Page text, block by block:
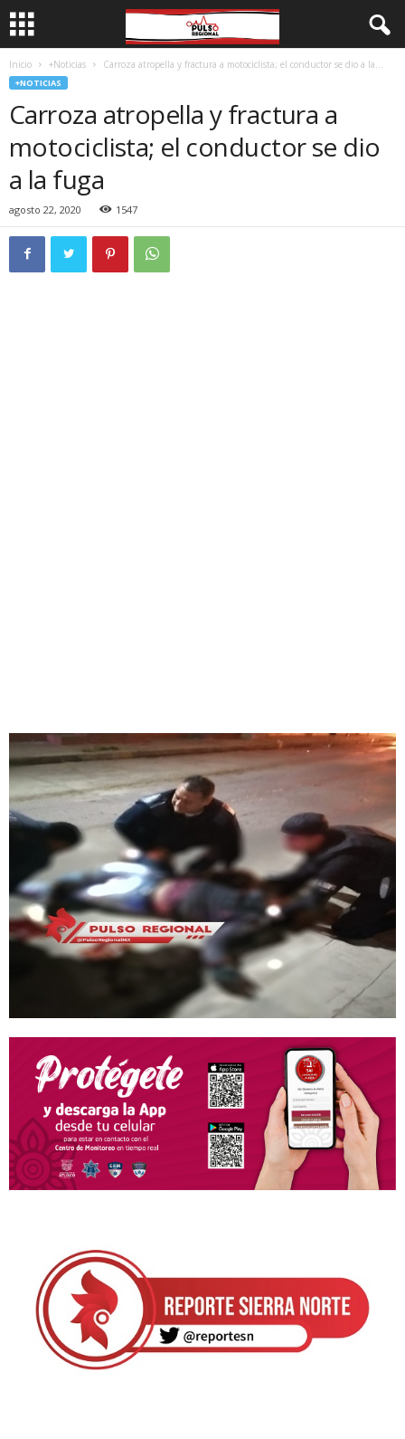
Inicio +Noticias Carroza atropella y fractura a motociclista; el conductor se dio a la...
+NOTICIAS
Carroza atropella y fractura a
motociclista; el conductor se dio
a la fuga
agosto 22, 2020 1547